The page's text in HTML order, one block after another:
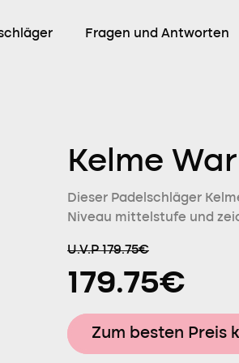
Fragen und Antworten
Kelme
Dieser Padelschläger
Niveau mittelstufe und
U.V.P 179.75€
179.75€
Zum besten Preis